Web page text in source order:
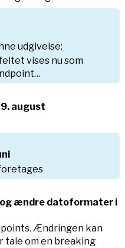
udgivelse:
vises nu som
9. august
og ændre datoformater i
Ændringen kan
tale om en breaking